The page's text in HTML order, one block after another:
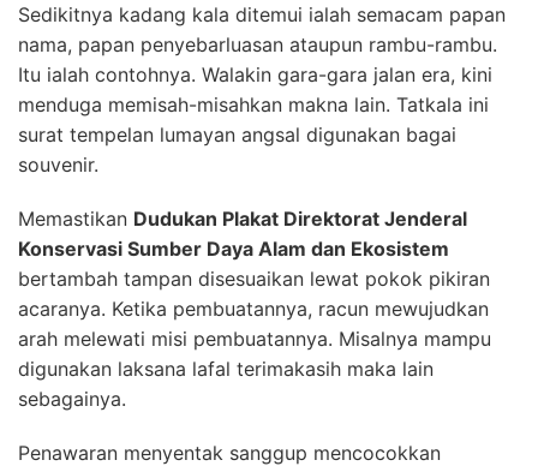
Sedikitnya kadang kala ditemui ialah semacam papan
nama, papan penyebarluasan ataupun rambu-rambu.
Itu ialah contohnya. Walakin gara-gara jalan era, kini
menduga memisah-misahkan makna lain. Tatkala ini
surat tempelan lumayan angsal digunakan bagai
souvenir.
Memastikan Dudukan Plakat Direktorat Jenderal
Konservasi Sumber Daya Alam dan Ekosistem
bertambah tampan disesuaikan lewat pokok pikiran
acaranya. Ketika pembuatannya, racun mewujudkan
arah melewati misi pembuatannya. Misalnya mampu
digunakan laksana lafal terimakasih maka lain
sebagainya.
Penawaran menyentak sanggup mencocokkan